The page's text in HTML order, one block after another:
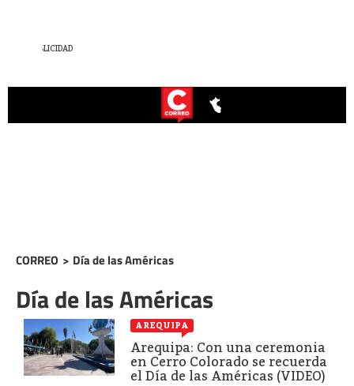
CORREO > Día de las Américas
Día de las Américas
AREQUIPA
Arequipa: Con una ceremonia
en Cerro Colorado se recuerda
el Día de las Américas (VIDEO)